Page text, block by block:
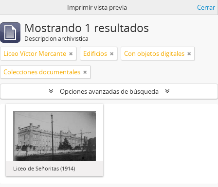
Imprimir vista previa Cerrar
Mostrando 1 resultados
Descripción archivística
Liceo Víctor Mercante Edificios Con objetos digitales
Colecciones documentales
Opciones avanzadas de búsqueda
Liceo de Señoritas (1914)